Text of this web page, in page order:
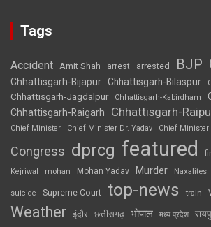
Tags
Accident Amit Shah arrest arrested BJP
Chhattisgarh-Bijapur Chhattisgarh-Bilaspur
Chhattisgarh-Jagdalpur Chhattisgarh-Kabirdham
Chhattisgarh-Raigarh Chhattisgarh-
Chief Minister
Chief Minister Dr. Yadav Chief Minister
Congress dprcg featured
Kejriwal mohan Mohan Yadav Murder Naxalites
suicide Supreme Court top-news train
Weather इंदौर छत्तीसगढ़ भोपाल मध्य प्रदेश